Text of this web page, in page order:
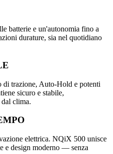
batterie e un'autonomia fino a
durature, sia nel quotidiano
trazione, Auto-Hold e potenti
sicuro e stabile,
dal clima.
elettrica. NQiX 500 unisce
e design moderno — senza